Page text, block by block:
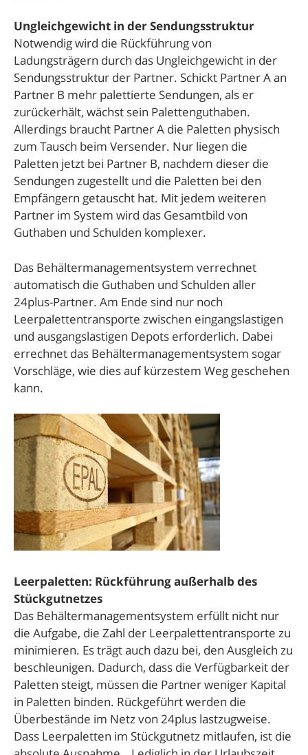
Ungleichgewicht in der Sendungsstruktur
Notwendig wird die Rückführung von
Ladungsträgern durch das Ungleichgewicht in der
Sendungsstruktur der Partner. Schickt Partner A an
Partner B mehr palettierte Sendungen, als er
zurückerhält, wächst sein Palettenguthaben.
Allerdings braucht Partner A die Paletten physisch
zum Tausch beim Versender. Nur liegen die
Paletten jetzt bei Partner B, nachdem dieser die
Sendungen zugestellt und die Paletten bei den
Empfängern getauscht hat. Mit jedem weiteren
Partner im System wird das Gesamtbild von
Guthaben und Schulden komplexer.
Das Behältermanagementsystem verrechnet
automatisch die Guthaben und Schulden aller
24plus-Partner. Am Ende sind nur noch
Leerpalettentransporte zwischen eingangslastigen
und ausgangslastigen Depots erforderlich. Dabei
errechnet das Behältermanagementsystem sogar
Vorschläge, wie dies auf kürzestem Weg geschehen
kann.
Leerpaletten: Rückführung außerhalb des
Stückgutnetzes
Das Behältermanagementsystem erfüllt nicht nur
die Aufgabe, die Zahl der Leerpalettentransporte zu
minimieren. Es trägt auch dazu bei, den Ausgleich zu
beschleunigen. Dadurch, dass die Verfügbarkeit der
Paletten steigt, müssen die Partner weniger Kapital
in Paletten binden. Rückgeführt werden die
Überbestände im Netz von 24plus lastzugweise.
Dass Leerpaletten im Stückgutnetz mitlaufen, ist die